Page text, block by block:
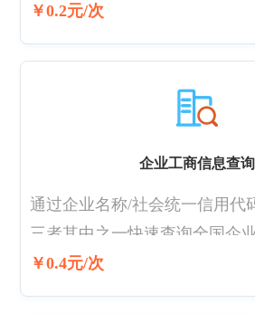
码入网一个月左右可查询 查询
[3,6), [6,12), [12,24), [24,-1)(单位为
应，快速实现精准查询; 高稳定性-双通道自动
切换，保证业务不间断; 专业服务-7*24小时服
务，极速响应，为用户保驾护航;
￥0.2元/次
企业工商信息查询
通过企业名称/社会统一信用代
三者其中之一快速查询全国企
查得企业工商基本信息。如：
息，企业法人，经营状态，注
￥0.4元/次